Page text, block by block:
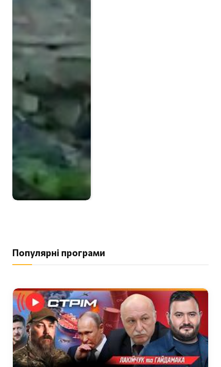
Популярні програми